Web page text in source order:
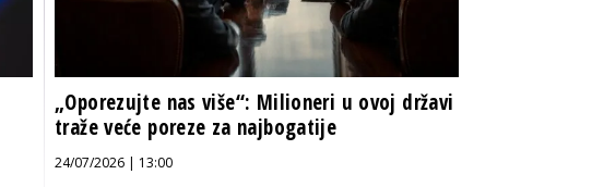
„Oporezujte nas više“: Milioneri u ovoj državi
traže veće poreze za najbogatije
24/07/2026 | 13:00